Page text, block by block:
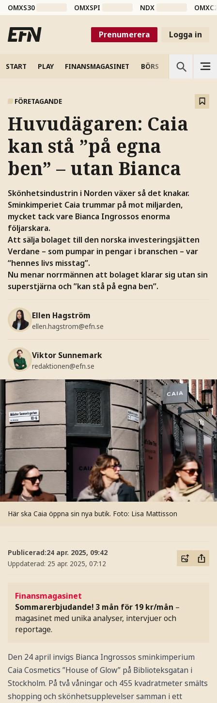
OMXS30 OMXSPI NDX
Prenumerera Logga in
START PLAY FINANSMAGASINET BÖRS VETENSKAP
FÖRETAGANDE
Huvudägaren: Caia
kan stå ”på egna
ben” – utan Bianca
Skönhetsindustrin i Norden växer så det knakar.
Sminkimperiet Caia trummar på mot miljarden,
mycket tack vare Bianca Ingrossos enorma
följarskara.
Att sälja bolaget till den norska investeringsjätten
Verdane – som pumpar in pengar i branschen – var
“hennes livs misstag”.
Nu menar norrmännen att bolaget klarar sig utan sin
superstjärna och ”kan stå på egna ben”.
Ellen Hagström
ellen.hagstrom@efn.se
Viktor Sunnemark
redaktionen@efn.se
Här ska Caia öppna sin nya butik. Foto: Lisa Mattisson
Publicerad:24 apr. 2025, 09:42
Uppdaterad: 25 apr. 2025, 07:12
Finansmagasinet
Sommarerbjudande! 3 mån för 19 kr/mån –
magasinet med unika analyser, intervjuer och
reportage.
Den 24 april invigs Bianca Ingrossos sminkimperium
Caia Cosmetics ”House of Glow” på Biblioteksgatan i
Stockholm. På två våningar och 455 kvadratmeter smälts
shopping och skönhetsupplevelser samman i ett